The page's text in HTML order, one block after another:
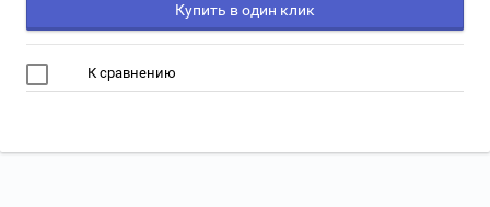
Купить в один клик
К сравнению